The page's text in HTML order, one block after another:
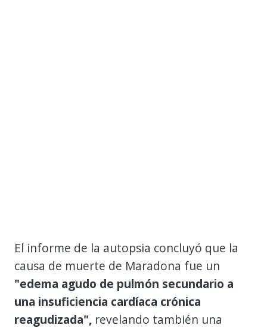
El informe de la autopsia concluyó que la
causa de muerte de Maradona fue un
"edema agudo de pulmón secundario a
una insuficiencia cardíaca crónica
reagudizada", revelando también una